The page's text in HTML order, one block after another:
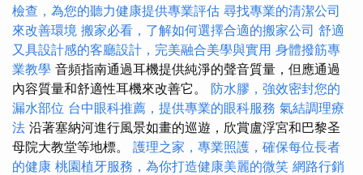
檢查，為您的聽力健康提供專業評估 尋找專業的清潔公司
來改善環境 搬家必看，了解如何選擇合適的搬家公司 舒適
又具設計感的客廳設計，完美融合美學與實用 身體撥筋專
業教學 音頻指南通過耳機提供純淨的聲音質量，但應通過
內容質量和舒適性耳機來改善它。 防水膠，強效密封您的
漏水部位 台中眼科推薦，提供專業的眼科服務 氣結調理療
法 沿著塞納河進行風景如畫的巡遊，欣賞盧浮宮和巴黎圣
母院大教堂等地標。 護理之家，專業照護，確保每位長者
的健康 桃園植牙服務，為你打造健康美麗的微笑 網路行銷